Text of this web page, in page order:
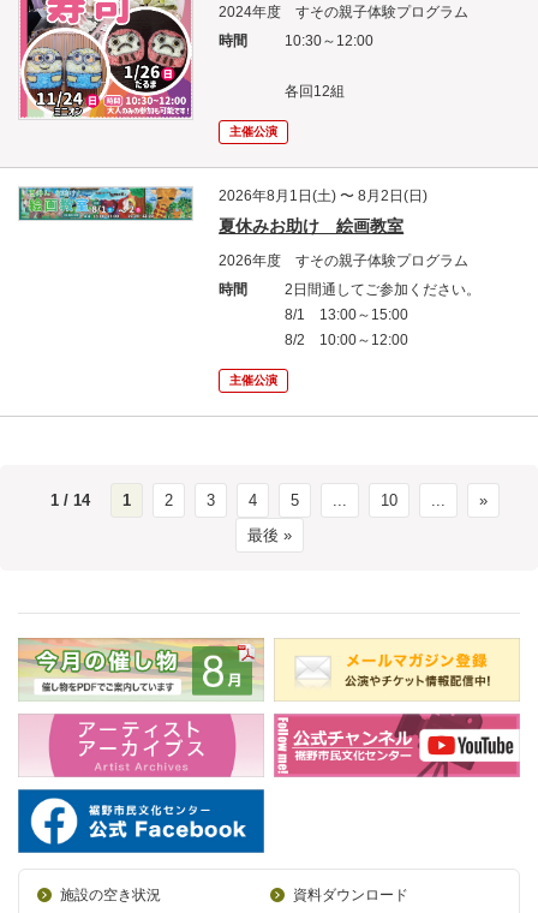
2024年度 すその親子体験プログラム
時間
10:30～12:00
各回12組
主催公演
2026年8月1日(土) 〜 8月2日(日)
夏休みお助け 絵画教室
2026年度 すその親子体験プログラム
時間
2日間通してご参加ください。
8/1 13:00～15:00
8/2 10:00～12:00
主催公演
1 / 14 1 2 3 4 5 10
»
最後 »
施設の空き状況
資料ダウンロード